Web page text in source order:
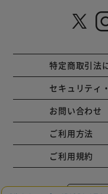
特定商取引法
セキュリティ
お問い合わせ
ご利用方法
ご利用規約